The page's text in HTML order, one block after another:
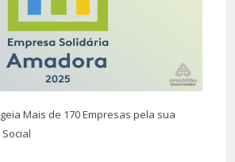
Mais de 170 Empresas pela sua